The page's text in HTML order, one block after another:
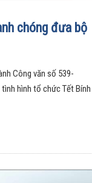
chóng đưa bộ
Công văn số 539-
hình tổ chức Tết Bính